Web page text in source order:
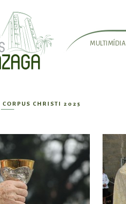
MULTIMÍDIA
CORPUS CHRISTI 2025